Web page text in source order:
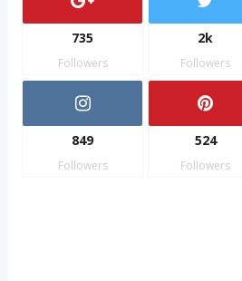
2k
Followers
735
Followers
524
Followers
849
Followers